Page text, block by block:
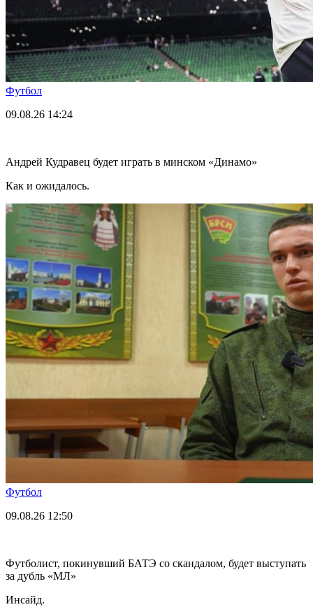
Футбол
09.08.26 14:24
Андрей Кудравец будет играть в минском «Динамо»
Как и ожидалось.
Футбол
09.08.26 12:50
Футболист, покинувший БАТЭ со скандалом, будет выступать
за дубль «МЛ»
Инсайд.